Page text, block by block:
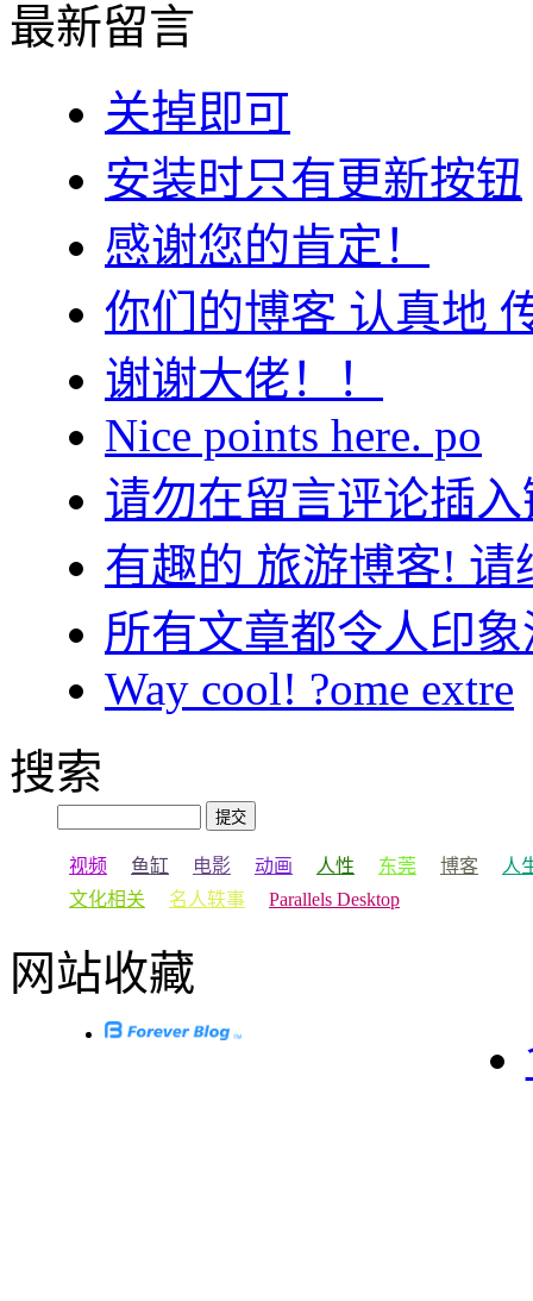
最新留言
关掉即可
安装时只有更新按钮
感谢您的肯定！
你们的博客 认真地
谢谢大佬！！
Nice points here. po
请勿在留言评论插
有趣的 旅游博客!
所有文章都令人印
Way cool! ?ome extre
搜索
视频 鱼缸 电影 动画 人性 东莞 博客
人
文化相关
名人轶事 Parallels Desktop
网站收藏